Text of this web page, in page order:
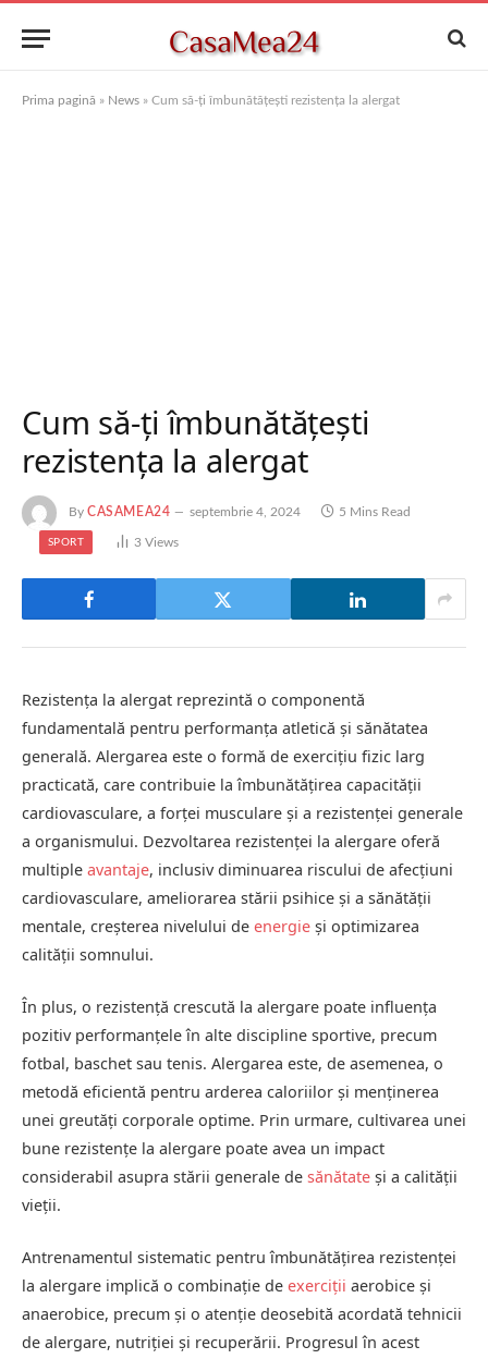
Prima pagină » News » Cum să-ți îmbunătățești rezistența la alergat
Cum să-ți îmbunătățești
rezistența la alergat
By CASAMEA24 septembrie 4, 2024 5 Mins Read
SPORT 3 Views
Rezistența la alergat reprezintă o componentă
fundamentală pentru performanța atletică și sănătatea
generală. Alergarea este o formă de exercițiu fizic larg
practicată, care contribuie la îmbunătățirea capacității
cardiovasculare, a forței musculare și a rezistenței generale
a organismului. Dezvoltarea rezistenței la alergare oferă
multiple avantaje, inclusiv diminuarea riscului de afecțiuni
cardiovasculare, ameliorarea stării psihice și a sănătății
mentale, creșterea nivelului de energie și optimizarea
calității somnului.
În plus, o rezistență crescută la alergare poate influența
pozitiv performanțele în alte discipline sportive, precum
fotbal, baschet sau tenis. Alergarea este, de asemenea, o
metodă eficientă pentru arderea caloriilor și menținerea
unei greutăți corporale optime. Prin urmare, cultivarea unei
bune rezistențe la alergare poate avea un impact
considerabil asupra stării generale de sănătate și a calității
vieții.
Antrenamentul sistematic pentru îmbunătățirea rezistenței
la alergare implică o combinație de exerciții aerobice și
anaerobice, precum și o atenție deosebită acordată tehnicii
de alergare, nutriției și recuperării. Progresul în acest